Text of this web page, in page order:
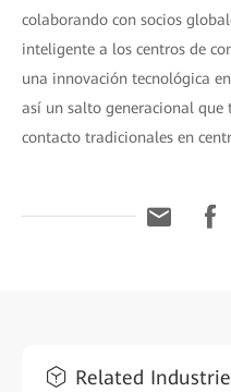
colaborando con socios
inteligente a los centros de
una innovación tecnológica
así un salto generacional
contacto tradicionales en
Related